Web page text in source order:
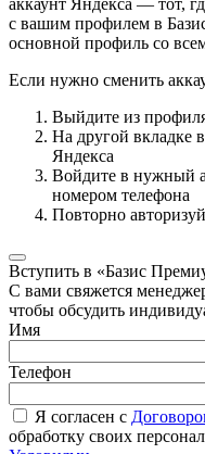
с вашим профилем в
основной профиль со
Если нужно сменить
Выйдите из
На другой вкладке
Яндекса
Войдите в нужный
номером телефона
Повторно
Вступить в «Базис
С вами свяжется
чтобы обсудить
Имя
Телефон
Я согласен с
обработку своих